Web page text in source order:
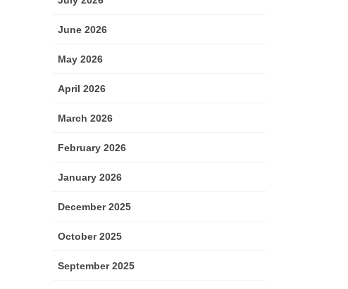
June 2026
May 2026
April 2026
March 2026
February 2026
January 2026
December 2025
October 2025
September 2025